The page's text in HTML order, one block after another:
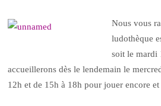
Nous vous
ludothèque
soit le mardi
accueillerons dès le lendemain le
12h et de 15h à 18h pour jouer encore et